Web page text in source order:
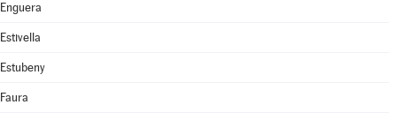
Enguera
Estivella
Estubeny
Faura